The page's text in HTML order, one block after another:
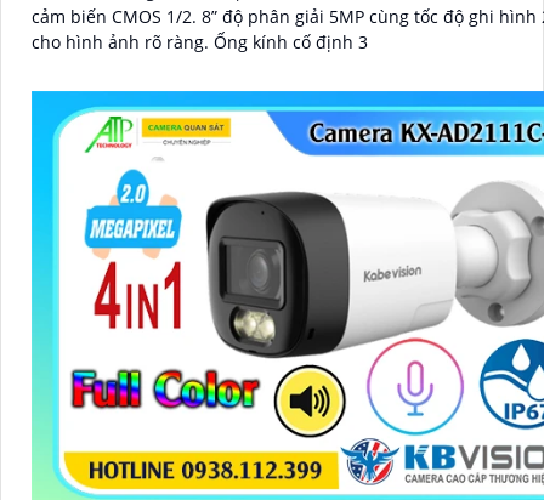
cảm biến CMOS 1/2. 8” độ phân giải 5MP cùng tốc độ ghi hình
cho hình ảnh rõ ràng. Ống kính cố định 3